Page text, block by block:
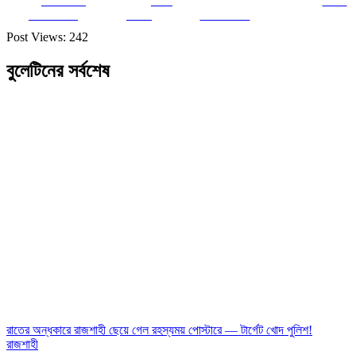
Post Views: 242
বুলেটিনের সর্বশেষ
রাতের অন্ধকারে রাজশাহী ছেয়ে গেল রহস্যময় পোস্টারে — টার্গেট খোদ পুলিশ!
রাজশাহী